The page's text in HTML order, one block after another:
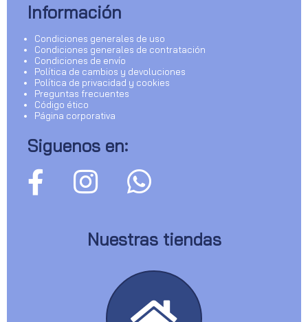
Información
Condiciones generales de uso
Condiciones generales de contratación
Condiciones de envío
Política de cambios y devoluciones
Política de privacidad y cookies
Preguntas frecuentes
Código ético
Página corporativa
Siguenos en:
Nuestras tiendas